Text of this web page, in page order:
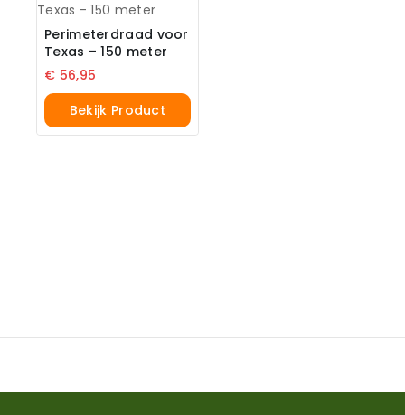
Perimeterdraad voor
Texas – 150 meter
€ 56,95
Bekijk Product